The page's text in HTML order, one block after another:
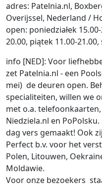
adres: Patelnia.nl,
Overijssel, Nederland /
open: poniedziałek
20.00, piątek 11.00-
info [NED]: Voor
zet Patelnia.nl - een
mei) de deuren open.
specialiteiten, willen we
met o.a.
Niedziela.nl en
dag vers gemaakt! Ook
Perfect b.v. voor het
Polen, Litouwen,
Moldawie.
Voor onze bezoekers